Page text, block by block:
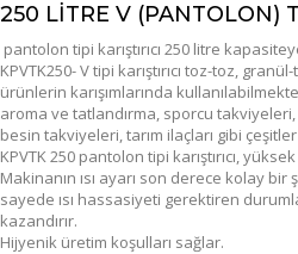
250 LITRE V (PANTOLON)
pantolon tipi karıştırıcı 250 litre
KPVTK250- V tipi karıştırıcı toz-toz,
ürünlerin karışımlarında
aroma ve tatlandırma, sporcu takviyeleri,
besin takviyeleri, tarım ilaçları gibi
KPVTK 250 pantolon tipi karıştırıcı,
Makinanın ısı ayarı son derece kolay
sayede ısı hassasiyeti gerektiren
kazandırır.
Hijyenik üretim koşulları sağlar.